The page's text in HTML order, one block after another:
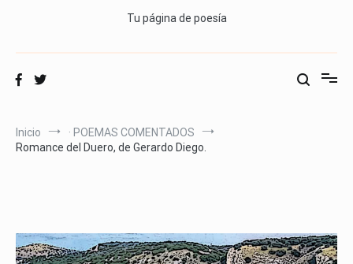
Tu página de poesía
Inicio
· POEMAS COMENTADOS
Romance del Duero, de Gerardo Diego.